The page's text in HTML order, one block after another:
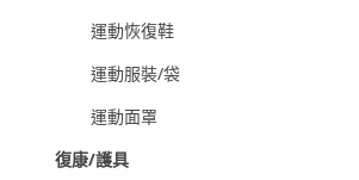
運動恢復鞋
運動服裝/袋
運動面罩
復康/護具